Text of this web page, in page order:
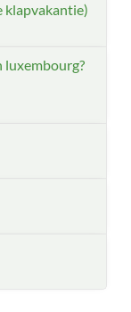
klapvakantie)
luxembourg?